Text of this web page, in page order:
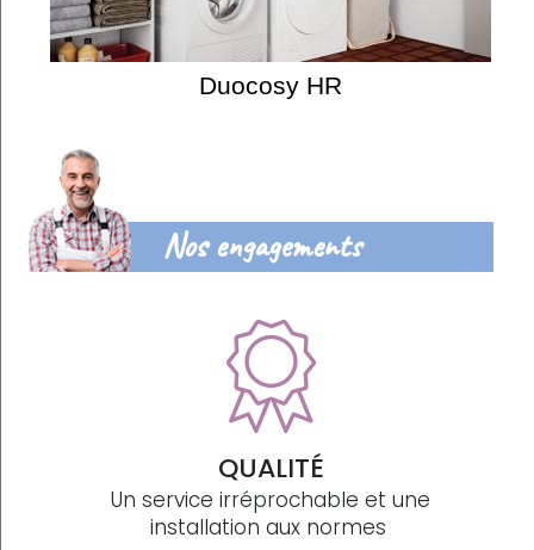
Duocosy HR
Nos engagements
QUALITÉ
Un service irréprochable et une
installation aux normes